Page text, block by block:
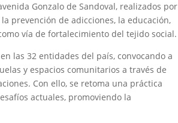
Gonzalo de Sandoval, realizados por
prevención de adicciones, la educación,
vía de fortalecimiento del tejido social.
las 32 entidades del país, convocando a
y espacios comunitarios a través de
Con ello, se retoma una práctica
actuales, promoviendo la